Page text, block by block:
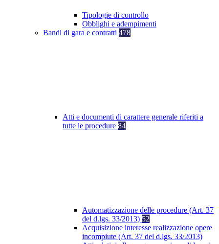
Tipologie di controllo
Obblighi e adempimenti
Bandi di gara e contratti 478
Atti e documenti di carattere generale riferiti a
tutte le procedure 84
Automatizzazione delle procedure (Art. 37
del d.lgs. 33/2013) 52
Acquisizione interesse realizzazione opere
incompiute (Art. 37 del d.lgs. 33/2013)